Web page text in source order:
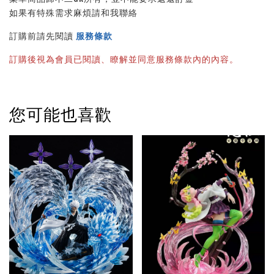
如果有特殊需求麻煩請和我聯絡
訂購前請先閱讀 服務條款
訂購後視為會員已閱讀、瞭解並同意服務條款內的內容。
您可能也喜歡